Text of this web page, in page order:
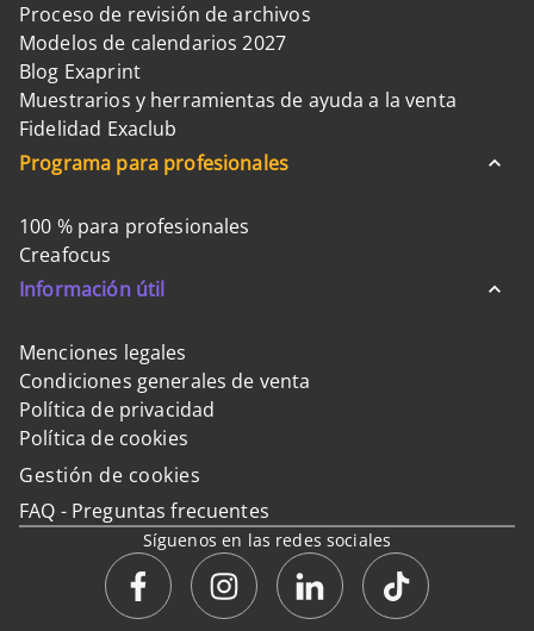
Proceso de revisión de archivos
Modelos de calendarios 2027
Blog Exaprint
Muestrarios y herramientas de ayuda a la venta
Fidelidad Exaclub
Programa para profesionales
100 % para profesionales
Creafocus
Información útil
Menciones legales
Condiciones generales de venta
Política de privacidad
Política de cookies
Gestión de cookies
FAQ - Preguntas frecuentes
Síguenos en las redes sociales